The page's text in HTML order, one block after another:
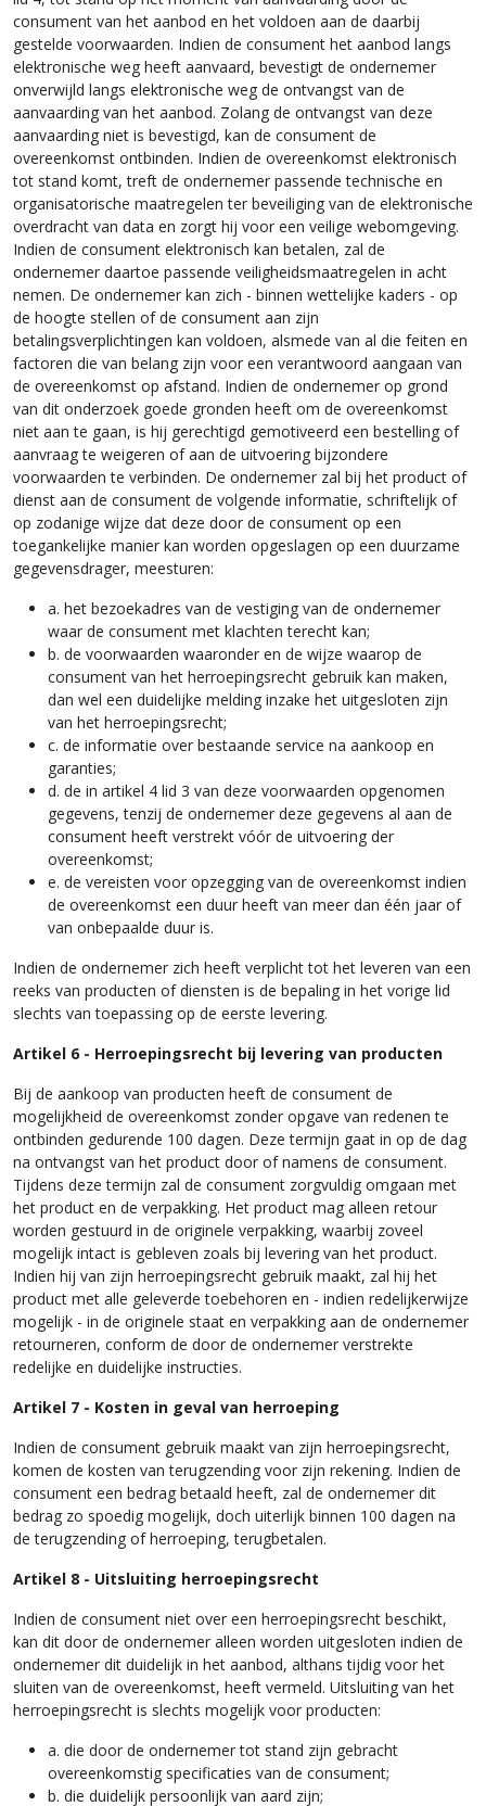
consument van het aanbod en het voldoen aan de daarbij
gestelde voorwaarden. Indien de consument het aanbod langs
elektronische weg heeft aanvaard, bevestigt de ondernemer
onverwijld langs elektronische weg de ontvangst van de
aanvaarding van het aanbod. Zolang de ontvangst van deze
aanvaarding niet is bevestigd, kan de consument de
overeenkomst ontbinden. Indien de overeenkomst elektronisch
tot stand komt, treft de ondernemer passende technische en
organisatorische maatregelen ter beveiliging van de elektronische
overdracht van data en zorgt hij voor een veilige webomgeving.
Indien de consument elektronisch kan betalen, zal de
ondernemer daartoe passende veiligheidsmaatregelen in acht
nemen. De ondernemer kan zich - binnen wettelijke kaders - op
de hoogte stellen of de consument aan zijn
betalingsverplichtingen kan voldoen, alsmede van al die feiten en
factoren die van belang zijn voor een verantwoord aangaan van
de overeenkomst op afstand. Indien de ondernemer op grond
van dit onderzoek goede gronden heeft om de overeenkomst
niet aan te gaan, is hij gerechtigd gemotiveerd een bestelling of
aanvraag te weigeren of aan de uitvoering bijzondere
voorwaarden te verbinden. De ondernemer zal bij het product of
dienst aan de consument de volgende informatie, schriftelijk of
op zodanige wijze dat deze door de consument op een
toegankelijke manier kan worden opgeslagen op een duurzame
gegevensdrager, meesturen:
a. het bezoekadres van de vestiging van de ondernemer
waar de consument met klachten terecht kan;
b. de voorwaarden waaronder en de wijze waarop de
consument van het herroepingsrecht gebruik kan maken,
dan wel een duidelijke melding inzake het uitgesloten zijn
van het herroepingsrecht;
c. de informatie over bestaande service na aankoop en
garanties;
d. de in artikel 4 lid 3 van deze voorwaarden opgenomen
gegevens, tenzij de ondernemer deze gegevens al aan de
consument heeft verstrekt vóór de uitvoering der
overeenkomst;
e. de vereisten voor opzegging van de overeenkomst indien
de overeenkomst een duur heeft van meer dan één jaar of
van onbepaalde duur is.
Indien de ondernemer zich heeft verplicht tot het leveren van een
reeks van producten of diensten is de bepaling in het vorige lid
slechts van toepassing op de eerste levering.
Artikel 6 - Herroepingsrecht bij levering van producten
Bij de aankoop van producten heeft de consument de
mogelijkheid de overeenkomst zonder opgave van redenen te
ontbinden gedurende 100 dagen. Deze termijn gaat in op de dag
na ontvangst van het product door of namens de consument.
Tijdens deze termijn zal de consument zorgvuldig omgaan met
het product en de verpakking. Het product mag alleen retour
worden gestuurd in de originele verpakking, waarbij zoveel
mogelijk intact is gebleven zoals bij levering van het product.
Indien hij van zijn herroepingsrecht gebruik maakt, zal hij het
product met alle geleverde toebehoren en - indien redelijkerwijze
mogelijk - in de originele staat en verpakking aan de ondernemer
retourneren, conform de door de ondernemer verstrekte
redelijke en duidelijke instructies.
Artikel 7 - Kosten in geval van herroeping
Indien de consument gebruik maakt van zijn herroepingsrecht,
komen de kosten van terugzending voor zijn rekening. Indien de
consument een bedrag betaald heeft, zal de ondernemer dit
bedrag zo spoedig mogelijk, doch uiterlijk binnen 100 dagen na
de terugzending of herroeping, terugbetalen.
Artikel 8 - Uitsluiting herroepingsrecht
Indien de consument niet over een herroepingsrecht beschikt,
kan dit door de ondernemer alleen worden uitgesloten indien de
ondernemer dit duidelijk in het aanbod, althans tijdig voor het
sluiten van de overeenkomst, heeft vermeld. Uitsluiting van het
herroepingsrecht is slechts mogelijk voor producten:
a. die door de ondernemer tot stand zijn gebracht
overeenkomstig specificaties van de consument;
b. die duidelijk persoonlijk van aard zijn;